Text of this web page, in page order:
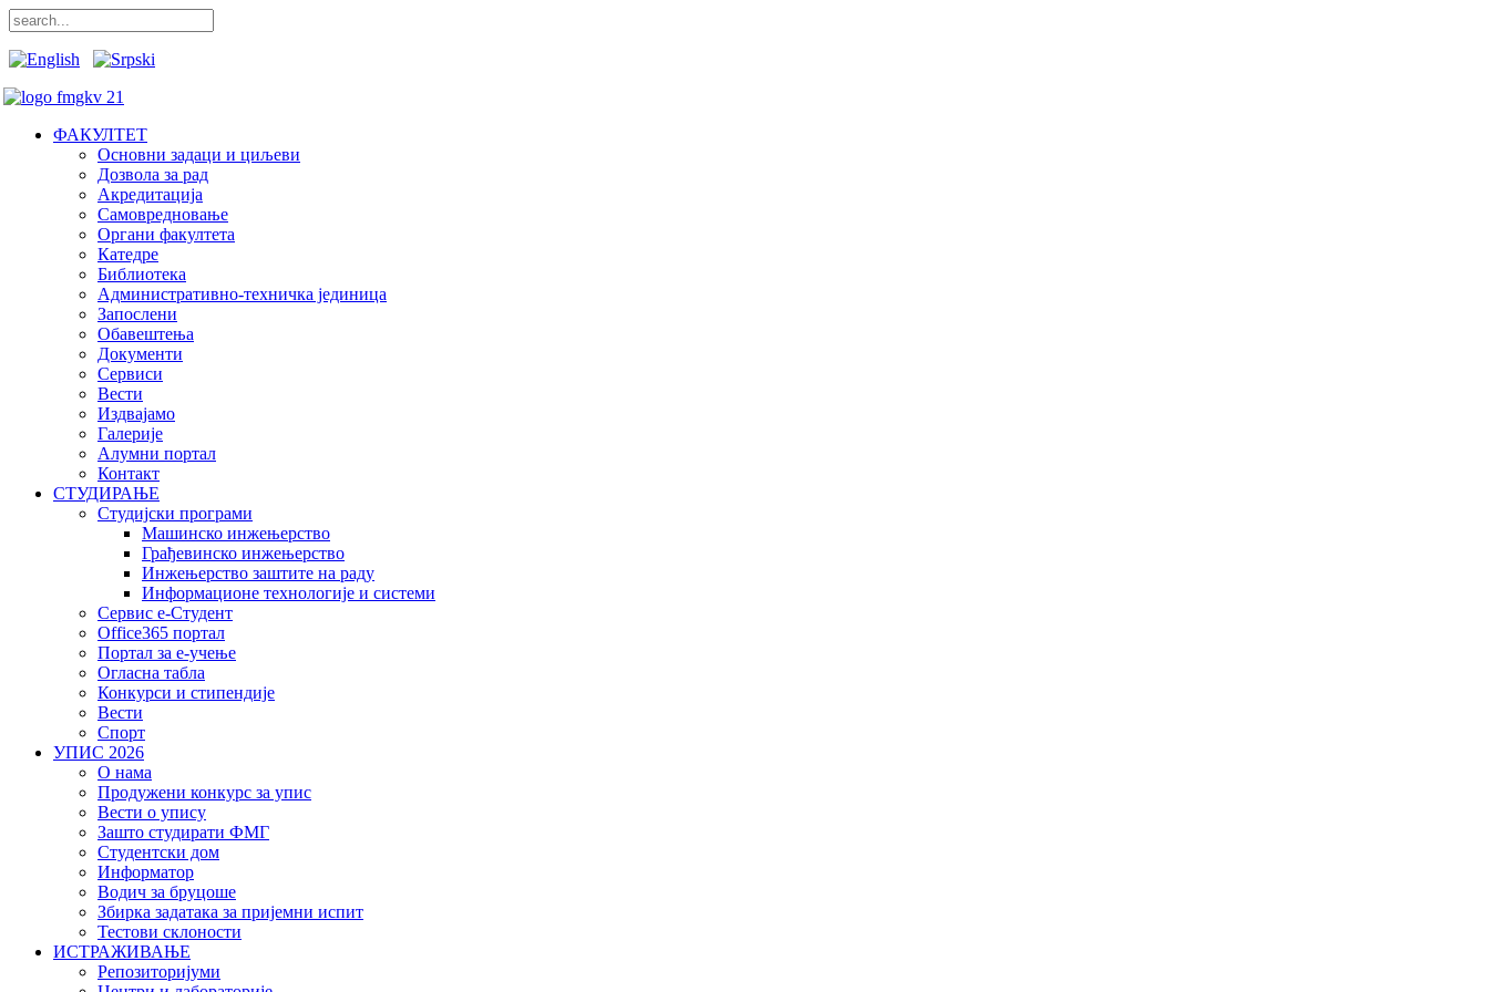
ФАКУЛТЕТ
Основни задаци и циљеви
Дозвола за рад
Акредитација
Самовредновање
Органи факултета
Катедре
Библиотека
Административно-техничка јединица
Запослени
Обавештења
Документи
Сервиси
Вести
Издвајамо
Галерије
Алумни портал
Контакт
СТУДИРАЊЕ
Студијски програми
Машинско инжењерство
Грађевинско инжењерство
Инжењерство заштите на раду
Информационе технологије и системи
Сервис е-Студент
Office365 портал
Портал за е-учење
Огласна табла
Конкурси и стипендије
Вести
Спорт
УПИС 2026
О нама
Продужени конкурс за упис
Вести о упису
Зашто студирати ФМГ
Студентски дом
Информатор
Водич за бруцоше
Збиркa задатака за пријемни испит
Тестови склоности
ИСТРАЖИВАЊЕ
Репозиторијуми